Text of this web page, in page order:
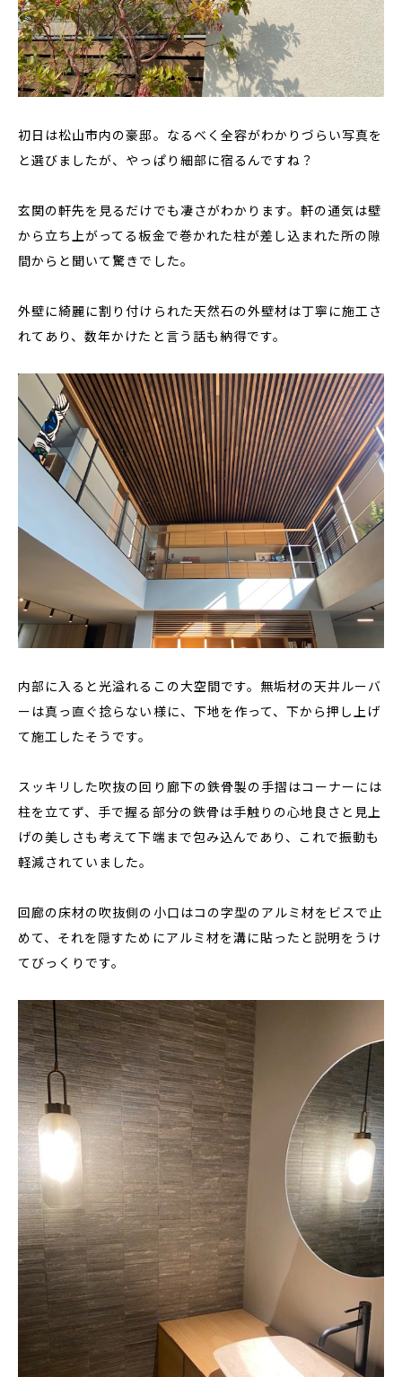
初日は松山市内の豪邸。なるべく全容がわかりづらい写真を
と選びましたが、やっぱり細部に宿るんですね？
玄関の軒先を見るだけでも凄さがわかります。軒の通気は壁
から立ち上がってる板金で巻かれた柱が差し込まれた所の隙
間からと聞いて驚きでした。
外壁に綺麗に割り付けられた天然石の外壁材は丁寧に施工さ
れてあり、数年かけたと言う話も納得です。
内部に入ると光溢れるこの大空間です。無垢材の天井ルーバ
ーは真っ直ぐ捻らない様に、下地を作って、下から押し上げ
て施工したそうです。
スッキリした吹抜の回り廊下の鉄骨製の手摺はコーナーには
柱を立てず、手で握る部分の鉄骨は手触りの心地良さと見上
げの美しさも考えて下端まで包み込んであり、これで振動も
軽減されていました。
回廊の床材の吹抜側の小口はコの字型のアルミ材をビスで止
めて、それを隠すためにアルミ材を溝に貼ったと説明をうけ
てびっくりです。